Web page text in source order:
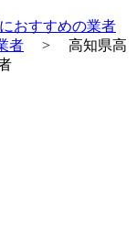
おすすめの業者
者 > 高知県高